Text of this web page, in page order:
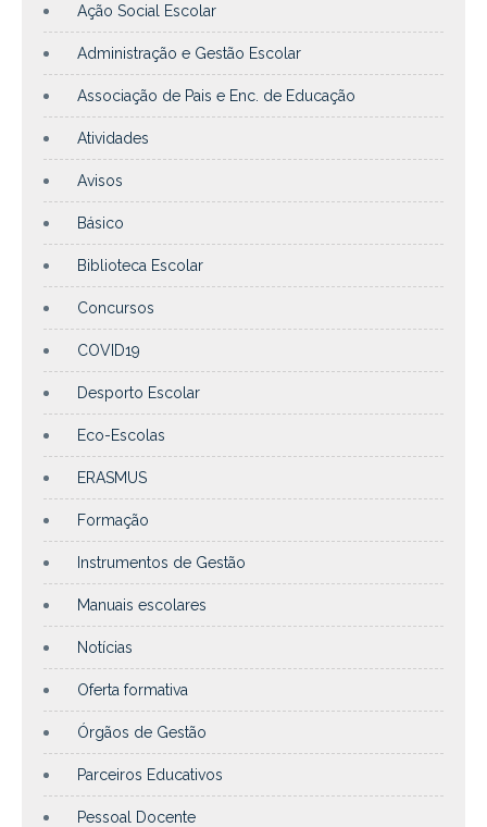
Ação Social Escolar
Administração e Gestão Escolar
Associação de Pais e Enc. de Educação
Atividades
Avisos
Básico
Biblioteca Escolar
Concursos
COVID19
Desporto Escolar
Eco-Escolas
ERASMUS
Formação
Instrumentos de Gestão
Manuais escolares
Notícias
Oferta formativa
Órgãos de Gestão
Parceiros Educativos
Pessoal Docente